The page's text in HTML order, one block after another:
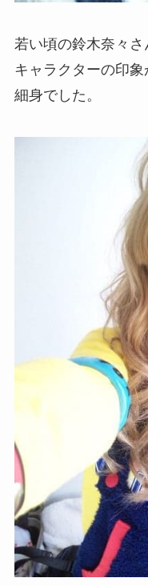
若い頃の鈴木奈々
キャラクターの印
細身でした。